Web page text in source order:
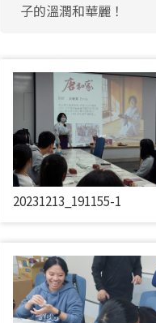
子的溫潤和華麗！
20231213_191155-1